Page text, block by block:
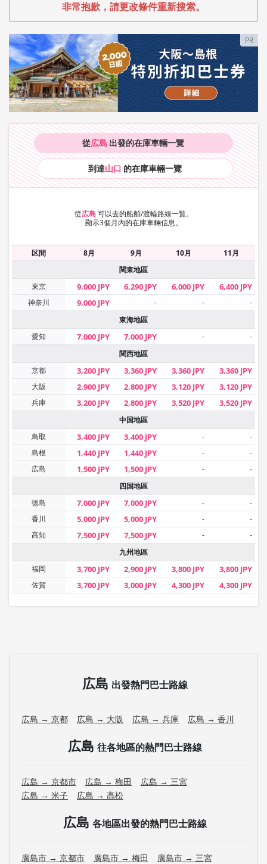
非常抱歉，請更改條件重新搜索。
PR
從広島 出發的在庫車輛一覽
到達山口 的在庫車輛一覽
從広島 可以去的船舶/渡輪路線一覧。
顯示3個月內的在庫車輛信息。
区間 8月 9月 10月
11月
関東地區
東京
9,000 JPY 6,290 JPY 6,000 JPY 6,400 JPY
神奈川 9,000 JPY - -
-
東海地區
愛知
7,000 JPY 7,000 JPY -
-
関西地區
京都
3,200 JPY 3,360 JPY 3,360 JPY 3,360 JPY
大阪 2,900 JPY 2,800 JPY 3,120 JPY 3,120 JPY
兵庫 3,200 JPY 2,800 JPY 3,520 JPY 3,520 JPY
中国地區
鳥取
3,400 JPY 3,400 JPY -
-
島根
1,440 JPY 1,440 JPY -
-
広島
1,500 JPY 1,500 JPY -
-
四国地區
徳島
7,000 JPY 7,000 JPY -
-
香川
5,000 JPY 5,000 JPY -
-
高知
7,500 JPY 7,500 JPY -
-
九州地區
福岡
3,700 JPY 2,900 JPY 3,800 JPY 3,800 JPY
佐賀 3,700 JPY 3,000 JPY 4,300 JPY 4,300 JPY
広島 出發熱門巴士路線
広島 → 京都 広島 → 大阪 広島 → 兵庫 広島 → 香川
広島 往各地區的熱門巴士路線
広島 → 京都市 広島 → 梅田
広島 → 三宮
広島 → 米子
広島 → 高松
広島 各地區出發的熱門巴士路線
廣島市 → 京都市 廣島市 → 梅田 廣島市 → 三宮